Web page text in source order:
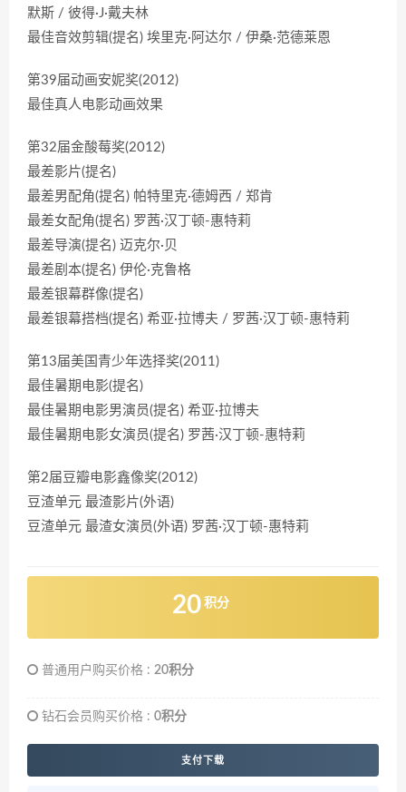
默斯 / 彼得·J·戴夫林
最佳音效剪辑(提名) 埃里克·阿达尔 / 伊桑·范德莱恩
第39届动画安妮奖(2012)
最佳真人电影动画效果
第32届金酸莓奖(2012)
最差影片(提名)
最差男配角(提名) 帕特里克·德姆西 / 郑肯
最差女配角(提名) 罗茜·汉丁顿-惠特莉
最差导演(提名) 迈克尔·贝
最差剧本(提名) 伊伦·克鲁格
最差银幕群像(提名)
最差银幕搭档(提名) 希亚·拉博夫 / 罗茜·汉丁顿-惠特莉
第13届美国青少年选择奖(2011)
最佳暑期电影(提名)
最佳暑期电影男演员(提名) 希亚·拉博夫
最佳暑期电影女演员(提名) 罗茜·汉丁顿-惠特莉
第2届豆瓣电影鑫像奖(2012)
豆渣单元 最渣影片(外语)
豆渣单元 最渣女演员(外语) 罗茜·汉丁顿-惠特莉
20 积分
普通用户购买价格 : 20积分
钻石会员购买价格 : 0积分
支付下载